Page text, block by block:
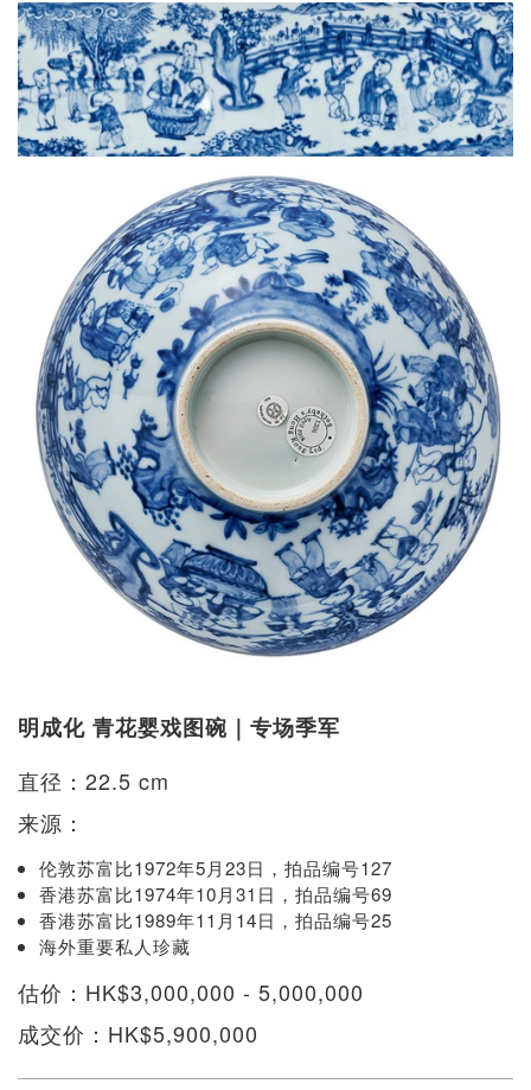
明成化 青花婴戏图碗｜专场季军
直径：22.5 cm
来源：
伦敦苏富比1972年5月23日，拍品编号127
香港苏富比1974年10月31日，拍品编号69
香港苏富比1989年11月14日，拍品编号25
海外重要私人珍藏
估价：HK$3,000,000 - 5,000,000
成交价：HK$5,900,000